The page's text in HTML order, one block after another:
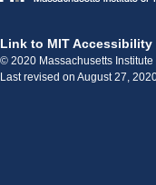
Link to MIT Accessibility
© 2020 Massachusetts
Last revised on August 27,